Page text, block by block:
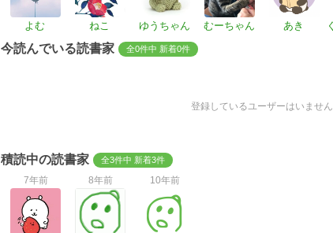
よむ ねこ ゆうちゃん むーちゃん あき
今読んでいる読書家 全0件中 新着0件
登録しているユーザーはいません
積読中の読書家 全3件中 新着3件
7年前 8年前 10年前